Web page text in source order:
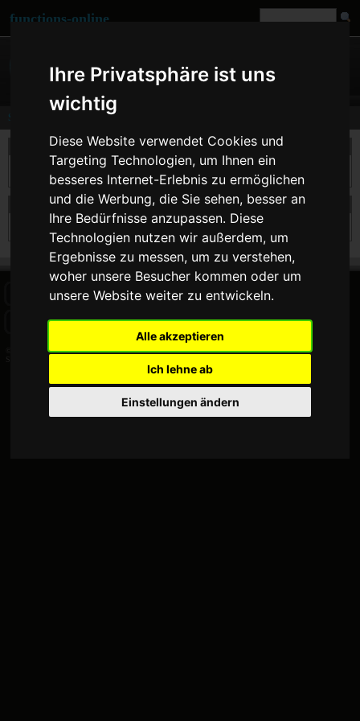
Ihre Privatsphäre ist uns
wichtig
Diese Website verwendet Cookies und
Targeting Technologien, um Ihnen ein
besseres Internet-Erlebnis zu ermöglichen
und die Werbung, die Sie sehen, besser an
Ihre Bedürfnisse anzupassen. Diese
Technologien nutzen wir außerdem, um
Ergebnisse zu messen, um zu verstehen,
woher unsere Besucher kommen oder um
unsere Website weiter zu entwickeln.
Alle akzeptieren
Ich lehne ab
Einstellungen ändern
functions-online
Search
take a search
search results for urldecode
BLOG FACEBOOK PAGE COMMENTS
SITEMAP IMPRINT COOKIE CONSENT
© 2026 Jan Bogutzki | PHP 7.3.27
Search - functions-online (deutsch)